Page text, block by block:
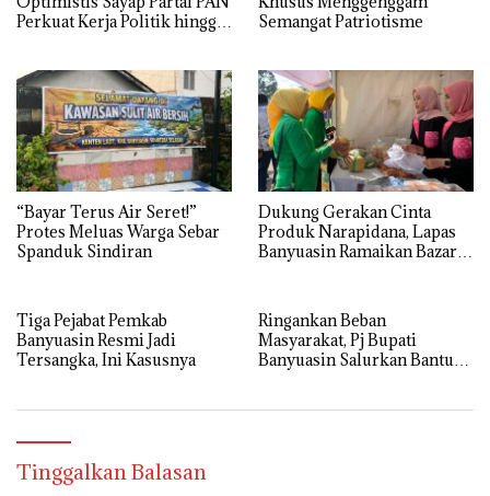
Perkuat Kerja Politik hingga
Semangat Patriotisme
“Bayar Terus Air Seret!”
Protes Meluas Warga Sebar
Spanduk Sindiran
Dukung Gerakan Cinta
Produk Narapidana, Lapas
Banyuasin Ramaikan Bazar
Tiga Pejabat Pemkab
Banyuasin Resmi Jadi
Tersangka, Ini Kasusnya
Ringankan Beban
Masyarakat, Pj Bupati
Banyuasin Salurkan Bantuan
Tinggalkan Balasan